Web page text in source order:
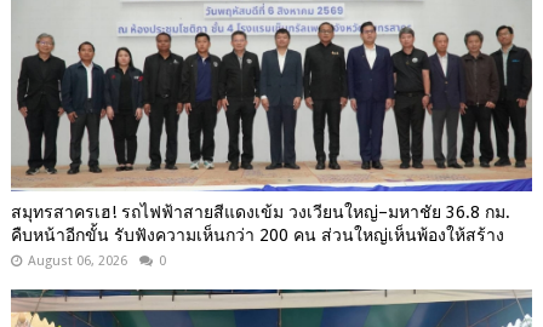
สมุทรสาครเฮ! รถไฟฟ้าสายสีแดงเข้ม วงเวียนใหญ่–มหาชัย 36.8 กม.
คืบหน้าอีกขั้น รับฟังความเห็นกว่า 200 คน ส่วนใหญ่เห็นพ้องให้สร้าง
August 06, 2026 0